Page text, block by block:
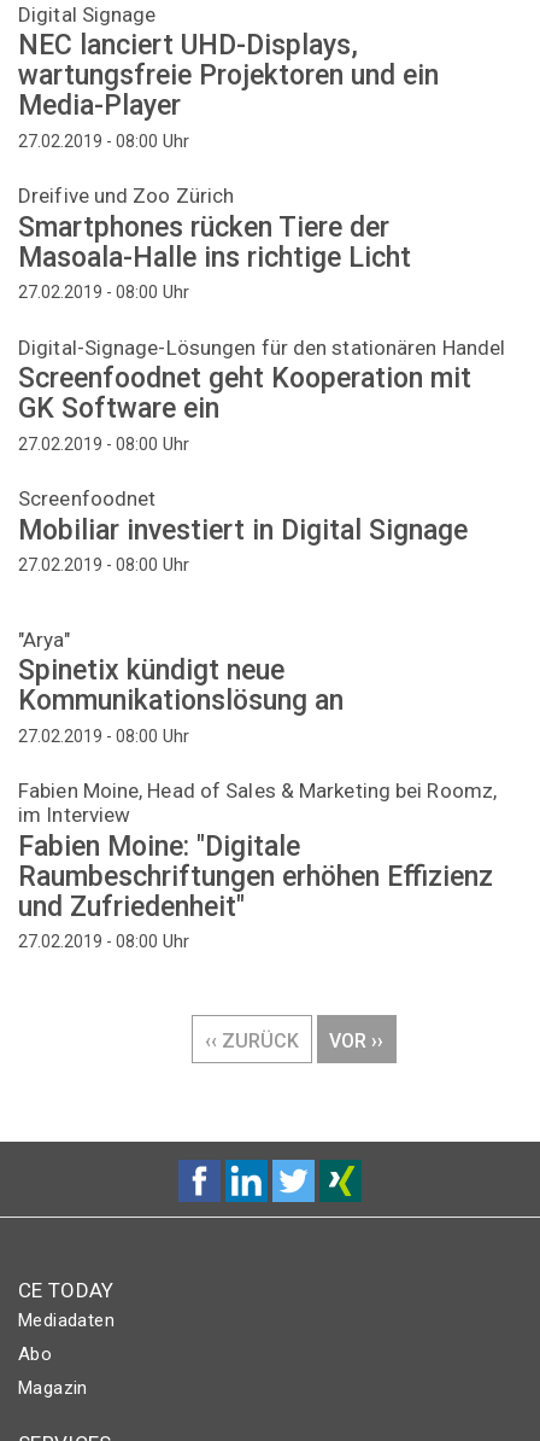
Digital Signage
NEC lanciert UHD-Displays,
wartungsfreie Projektoren und ein
Media-Player
27.02.2019 - 08:00 Uhr
Dreifive und Zoo Zürich
Smartphones rücken Tiere der
Masoala-Halle ins richtige Licht
27.02.2019 - 08:00 Uhr
Digital-Signage-Lösungen für den stationären Handel
Screenfoodnet geht Kooperation mit
GK Software ein
27.02.2019 - 08:00 Uhr
Screenfoodnet
Mobiliar investiert in Digital Signage
27.02.2019 - 08:00 Uhr
"Arya"
Spinetix kündigt neue
Kommunikationslösung an
27.02.2019 - 08:00 Uhr
Fabien Moine, Head of Sales & Marketing bei Roomz,
im Interview
Fabien Moine: "Digitale
Raumbeschriftungen erhöhen Effizienz
und Zufriedenheit"
27.02.2019 - 08:00 Uhr
VORHERIGE
‹‹ ZURÜCK
NÄCHSTE
VOR ››
CE TODAY
Mediadaten
Abo
Magazin